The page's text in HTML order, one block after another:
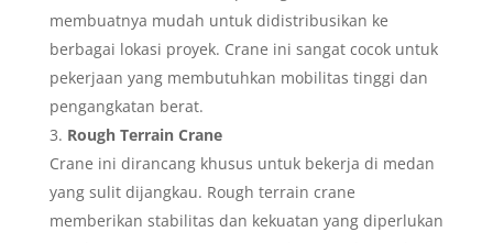
membuatnya mudah untuk didistribusikan ke
berbagai lokasi proyek. Crane ini sangat cocok untuk
pekerjaan yang membutuhkan mobilitas tinggi dan
pengangkatan berat.
Rough Terrain Crane
Crane ini dirancang khusus untuk bekerja di medan
yang sulit dijangkau. Rough terrain crane
memberikan stabilitas dan kekuatan yang diperlukan